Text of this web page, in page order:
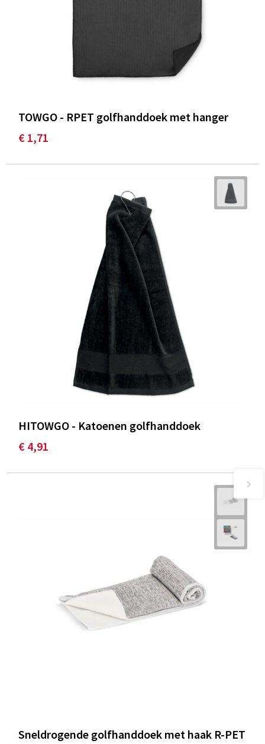
TOWGO - RPET golfhanddoek met hanger
€ 1,71
HITOWGO - Katoenen golfhanddoek
€ 4,91
Sneldrogende golfhanddoek met haak R-PET